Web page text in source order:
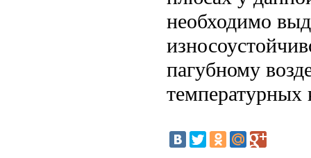
необходимо
пагубному
температурных